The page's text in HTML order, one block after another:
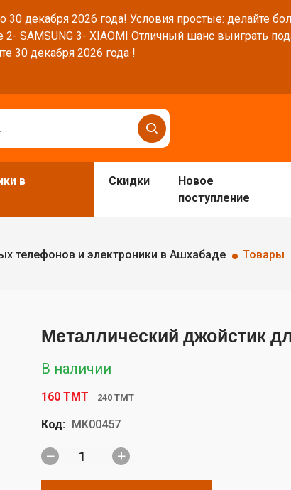
30 декабря 2026 года! Условия простые: делайте
SAMSUNG 3- XIAOMI Отличный шанс выиграть
30 декабря 2026 года !
в
Скидки
Новое
поступление
телефонов и электроники в Ашхабаде Товары
Металлический джойстик
В наличии
160 TMT 240 TMT
Код: MK00457